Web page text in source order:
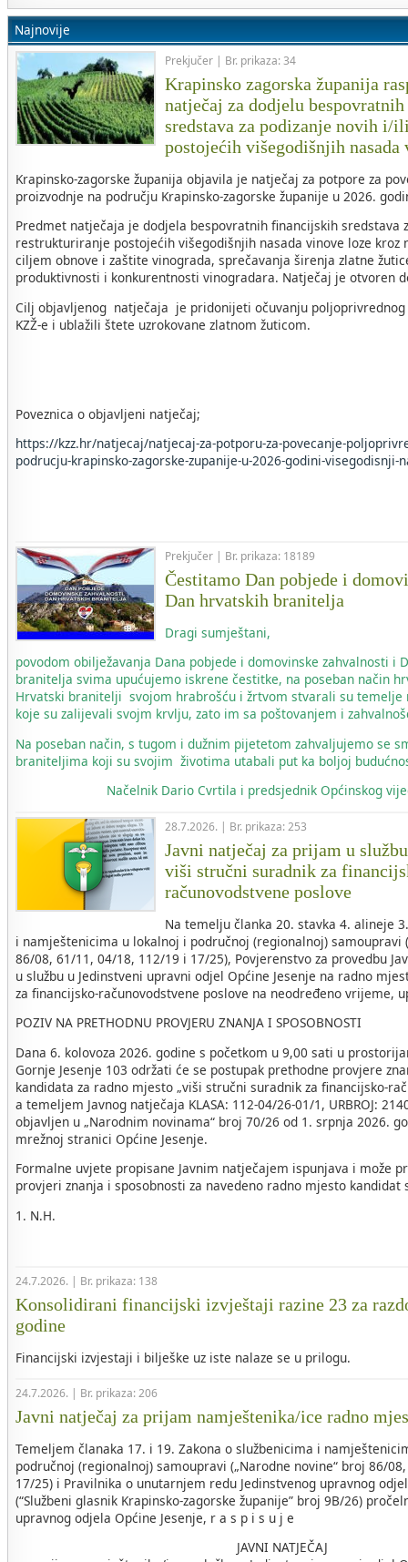
Najnovije
Prekjučer | Br. prikaza: 34
Krapinsko zagorska županija
natječaj za dodjelu
sredstava za podizanje novih i/
postojećih višegodišnjih nasada
Krapinsko-zagorske županija objavila je natječaj za potpore za
proizvodnje na području Krapinsko-zagorske županije u 2026.
Predmet natječaja je dodjela bespovratnih financijskih sredstava
restrukturiranje postojećih višegodišnjih nasada vinove loze kroz
ciljem obnove i zaštite vinograda, sprečavanja širenja zlatne
produktivnosti i konkurentnosti vinogradara. Natječaj je otvoren
Cilj objavljenog natječaja je pridonijeti očuvanju
KZŽ-e i ublažili štete uzrokovane zlatnom žuticom.
Poveznica o objavljeni natječaj;
https://kzz.hr/natjecaj/natjecaj-za-potporu-za-povecanje-
podrucju-krapinsko-zagorske-zupanije-u-2026-godini-visegodisnji-
Prekjučer | Br. prikaza: 18189
Čestitamo Dan pobjede i
Dan hrvatskih branitelja
Dragi sumještani,
povodom obilježavanja Dana pobjede i domovinske zahvalnosti i
branitelja svima upućujemo iskrene čestitke, na poseban način
Hrvatski branitelji svojom hrabrošću i žrtvom stvarali su temelje
koje su zalijevali svojm krvlju, zato im sa poštovanjem i
Na poseban način, s tugom i dužnim pijetetom zahvaljujemo se
braniteljima koji su svojim životima utabali put ka boljoj
Načelnik Dario Cvrtila i predsjednik Općinskog
28.7.2026. | Br. prikaza: 253
Javni natječaj za prijam u
viši stručni suradnik za
računovodstvene poslove
Na temelju članka 20. stavka 4. alineje
i namještenicima u lokalnoj i područnoj (regionalnoj) samoupravi
86/08, 61/11, 04/18, 112/19 i 17/25), Povjerenstvo za provedbu
u službu u Jedinstveni upravni odjel Općine Jesenje na radno
za financijsko-računovodstvene poslove na neodređeno vrijeme,
POZIV NA PRETHODNU PROVJERU ZNANJA I SPOSOBNOSTI
Dana 6. kolovoza 2026. godine s početkom u 9,00 sati u
Gornje Jesenje 103 održati će se postupak prethodne provjere
kandidata za radno mjesto „viši stručni suradnik za financijsko-
a temeljem Javnog natječaja KLASA: 112-04/26-01/1, URBROJ:
objavljen u „Narodnim novinama“ broj 70/26 od 1. srpnja 2026.
mrežnoj stranici Općine Jesenje.
Formalne uvjete propisane Javnim natječajem ispunjava i može
provjeri znanja i sposobnosti za navedeno radno mjesto
1. N.H.
24.7.2026. | Br. prikaza: 138
Konsolidirani financijski izvještaji razine 23 za
godine
Financijski izvjestaji i bilješke uz iste nalaze se u prilogu.
24.7.2026. | Br. prikaza: 206
Javni natječaj za prijam namještenika/ice radno
Temeljem članaka 17. i 19. Zakona o službenicima i
područnoj (regionalnoj) samoupravi („Narodne novine“ broj 86/
17/25) i Pravilnika o unutarnjem redu Jedinstvenog upravnog
(“Službeni glasnik Krapinsko-zagorske županije” broj 9B/26)
upravnog odjela Općine Jesenje, r a s p i s u j e
JAVNI NATJEČAJ